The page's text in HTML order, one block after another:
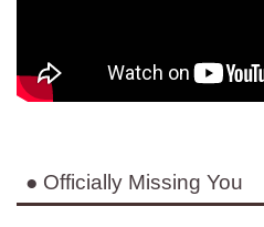
● Officially Missing You